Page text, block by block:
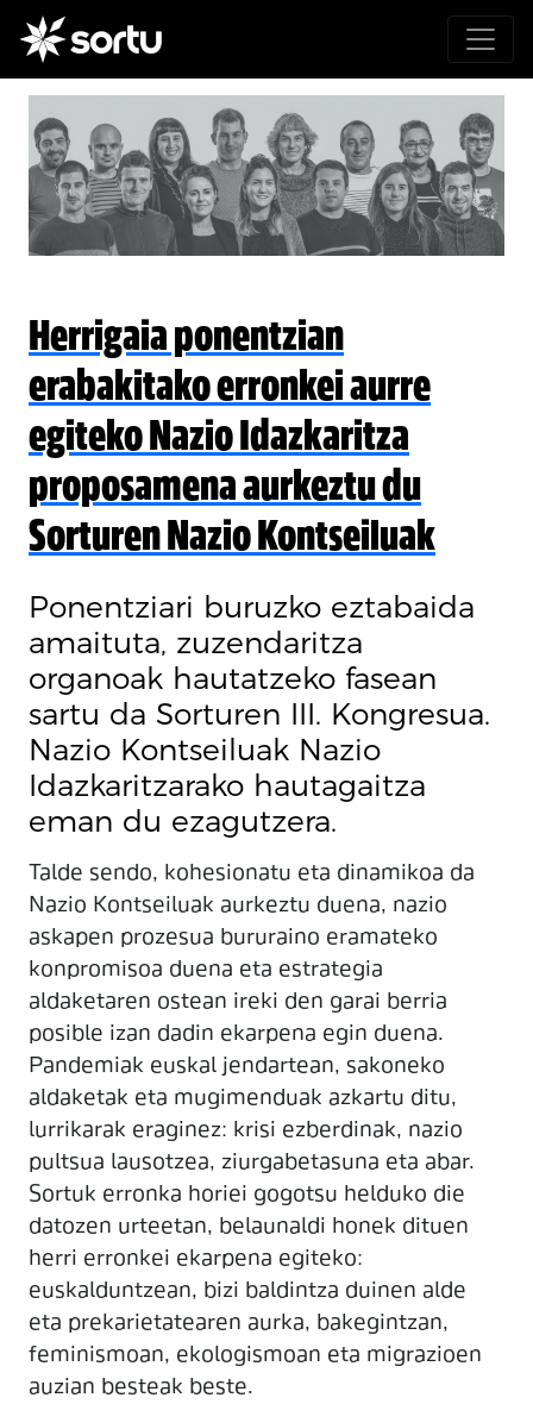
Herrigaia ponentzian
erabakitako erronkei aurre
egiteko Nazio Idazkaritza
proposamena aurkeztu du
Sorturen Nazio Kontseiluak
Ponentziari buruzko eztabaida
amaituta, zuzendaritza
organoak hautatzeko fasean
sartu da Sorturen III. Kongresua.
Nazio Kontseiluak Nazio
Idazkaritzarako hautagaitza
eman du ezagutzera.
Talde sendo, kohesionatu eta dinamikoa da
Nazio Kontseiluak aurkeztu duena, nazio
askapen prozesua bururaino eramateko
konpromisoa duena eta estrategia
aldaketaren ostean ireki den garai berria
posible izan dadin ekarpena egin duena.
Pandemiak euskal jendartean, sakoneko
aldaketak eta mugimenduak azkartu ditu,
lurrikarak eraginez: krisi ezberdinak, nazio
pultsua lausotzea, ziurgabetasuna eta abar.
Sortuk erronka horiei gogotsu helduko die
datozen urteetan, belaunaldi honek dituen
herri erronkei ekarpena egiteko:
euskalduntzean, bizi baldintza duinen alde
eta prekarietatearen aurka, bakegintzan,
feminismoan, ekologismoan eta migrazioen
auzian besteak beste.